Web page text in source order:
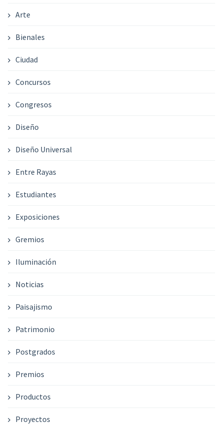
Arte
Bienales
Ciudad
Concursos
Congresos
Diseño
Diseño Universal
Entre Rayas
Estudiantes
Exposiciones
Gremios
Iluminación
Noticias
Paisajismo
Patrimonio
Postgrados
Premios
Productos
Proyectos